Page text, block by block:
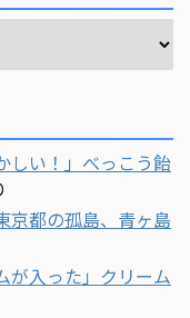
しい！」べっこう飴
京都の孤島、青ヶ島
が入った」クリーム